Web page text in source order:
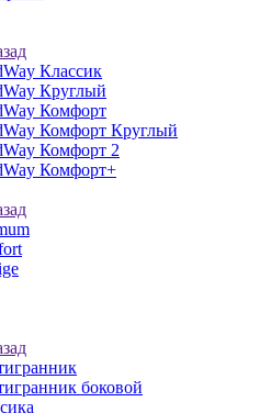
Классик
Круглый
Комфорт
Комфорт Круглый
Комфорт 2
Комфорт+
боковой